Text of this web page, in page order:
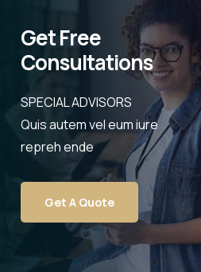
Get Free
Consultations
SPECIAL ADVISORS
Quis autem vel eum iure
repreh ende
Get A Quote